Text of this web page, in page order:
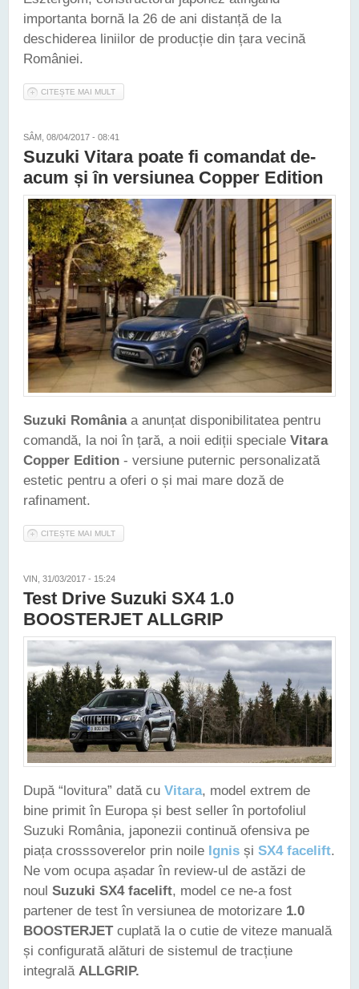
importanta bornă la 26 de ani distanță de la
deschiderea liniilor de producție din țara vecină
României.
CITEȘTE MAI MULT
SÂM, 08/04/2017 - 08:41
Suzuki Vitara poate fi comandat de-
acum și în versiunea Copper Edition
Suzuki Româniaa anunțat disponibilitatea pentru
comandă, la noi în țară, a noii ediții speciale Vitara
Copper Edition - versiune puternic personalizată
estetic pentru a oferi o și mai mare doză de
rafinament.
CITEȘTE MAI MULT
VIN, 31/03/2017 - 15:24
Test Drive Suzuki SX4 1.0
BOOSTERJET ALLGRIP
După “lovitura” dată cu Vitara, model extrem de
bine primit în Europa și best seller în portofoliul
Suzuki România, japonezii continuă ofensiva pe
piața crosssoverelor prin noile Ignis și SX4 facelift.
Ne vom ocupa așadar în review-ul de astăzi de
noul Suzuki SX4 facelift, model ce ne-a fost
partener de test în versiunea de motorizare 1.0
BOOSTERJETcuplată la o cutie de viteze manuală
și configurată alături de sistemul de tracțiune
integrală ALLGRIP.